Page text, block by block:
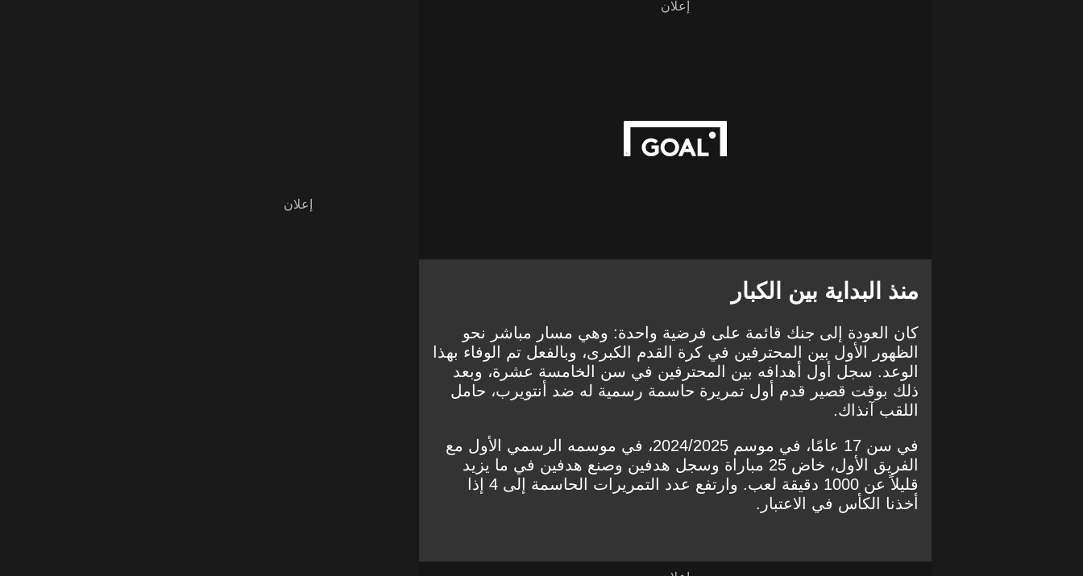
إعلان
منذ البداية بين الكبار
كان العودة إلى جنك قائمة على فرضية واحدة: وهي مسار مباشر نحو
الظهور الأول بين المحترفين في كرة القدم الكبرى، وبالفعل تم الوفاء بهذا
الوعد. سجل أول أهدافه بين المحترفين في سن الخامسة عشرة، وبعد
ذلك بوقت قصير قدم أول تمريرة حاسمة رسمية له ضد أنتويرب، حامل
اللقب آنذاك.
في سن 17 عامًا، في موسم 2024/2025، في موسمه الرسمي الأول مع
الفريق الأول، خاض 25 مباراة وسجل هدفين وصنع هدفين في ما يزيد
قليلاً عن 1000 دقيقة لعب. وارتفع عدد التمريرات الحاسمة إلى 4 إذا
أخذنا الكأس في الاعتبار.